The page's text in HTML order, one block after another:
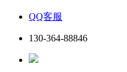
QQ客服
130-364-88846